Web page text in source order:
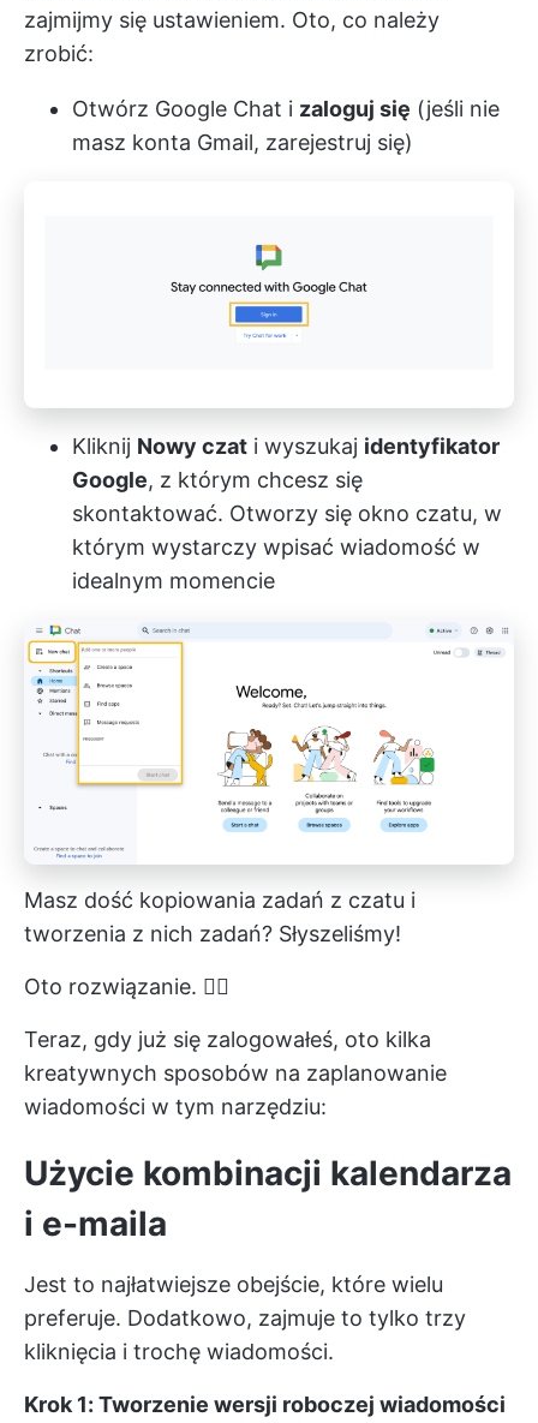
zajmijmy się ustawieniem. Oto, co należy
zrobić:
Otwórz Google Chat i zaloguj się (jeśli nie
masz konta Gmail, zarejestruj się)
Kliknij Nowy czat i wyszukaj identyfikator
Google, z którym chcesz się
skontaktować. Otworzy się okno czatu, w
którym wystarczy wpisać wiadomość w
idealnym momencie
Masz dość kopiowania zadań z czatu i
tworzenia z nich zadań? Słyszeliśmy!
Oto rozwiązanie. 👇🏼
Teraz, gdy już się zalogowałeś, oto kilka
kreatywnych sposobów na zaplanowanie
wiadomości w tym narzędziu:
Użycie kombinacji kalendarza
i e-maila
Jest to najłatwiejsze obejście, które wielu
preferuje. Dodatkowo, zajmuje to tylko trzy
kliknięcia i trochę wiadomości.
Krok 1: Tworzenie wersji roboczej wiadomości